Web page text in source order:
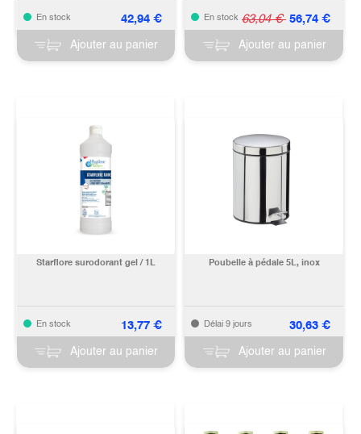
En stock 42,94€
Ajouter au panier
En stock 63,04€ 56,74€
Ajouter au panier
Starflore surodorant gel / 1L
En stock 13,77€
Ajouter au panier
Poubelle à pédale 5L, inox
Délai 9 jours 30,63€
Ajouter au panier